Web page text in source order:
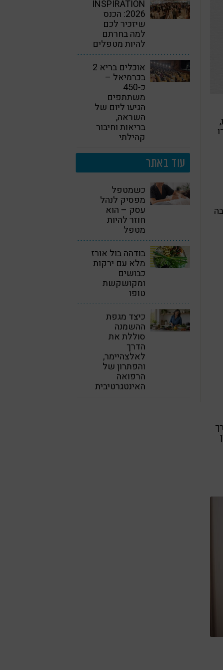
,
INSPIRATION
2026: הכנס
שיזכיר לכם
למה בחרתם
להיות מטפלים
אוכלים בריא 2
בכרמיאל –
כ-450
משתתפים
הגיעו ליום של
השראה,
בריאות וחיבור
קהילתי
עוד באתר
כשמטפל
מפסיק לנהל
עסק – הוא
חוזר להיות
מטפל
בודהה בול אורז
מלא עם ירקות
כבושים
ומקושקשת
טופו
כיצד מגפת
ההשמנה
סוללת את
הדרך
לאלצהיימר,
והפתרון של
הרפואה
האינטגרטיבית